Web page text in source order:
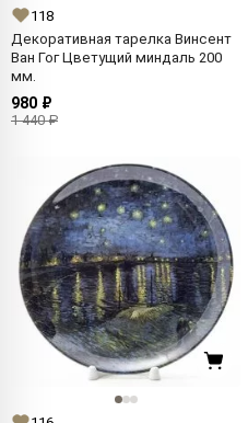
118
Декоративная тарелка Винсент
Ван Гог Цветущий миндаль 200
мм.
980 ₽
1 440 ₽